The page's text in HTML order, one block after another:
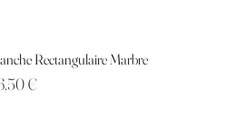
Rectangulaire Marbre
€